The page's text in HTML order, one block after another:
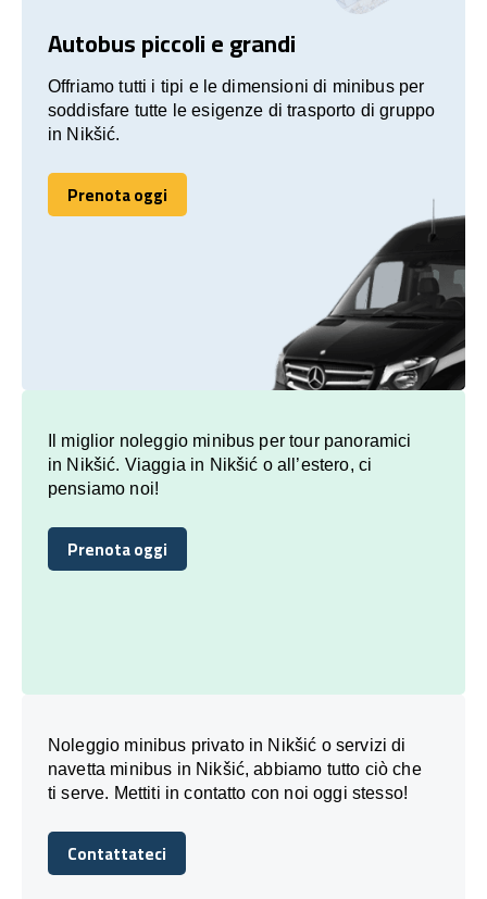
Autobus piccoli e grandi
Offriamo tutti i tipi e le dimensioni di minibus per
soddisfare tutte le esigenze di trasporto di gruppo
in Nikšić.
Prenota oggi
Prenota oggi
Il miglior noleggio minibus per tour panoramici
in Nikšić. Viaggia in Nikšić o all’estero, ci
pensiamo noi!
Prenota oggi
Prenota oggi
Noleggio minibus privato in Nikšić o servizi di
navetta minibus in Nikšić, abbiamo tutto ciò che
ti serve. Mettiti in contatto con noi oggi stesso!
Contattateci
Contattateci